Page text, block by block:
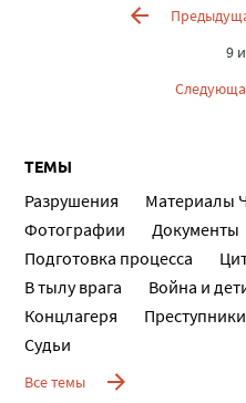
9
ТЕМЫ
Разрушения Материалы
Фотографии
Документы
Подготовка процесса
В тылу врага
Война и
Концлагеря
Преступники
Судьи
Все темы